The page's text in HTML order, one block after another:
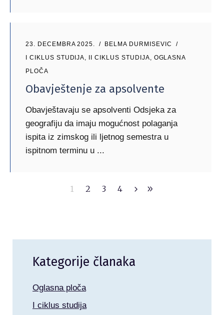
23. DECEMBRA 2025.
BELMA DURMISEVIC
I CIKLUS STUDIJA, II CIKLUS STUDIJA, OGLASNA
PLOČA
Obavještenje za apsolvente
Obavještavaju se apsolventi Odsjeka za
geografiju da imaju mogućnost polaganja
ispita iz zimskog ili ljetnog semestra u
ispitnom terminu u
1 2 3 4
Kategorije članaka
Oglasna ploča
I ciklus studija